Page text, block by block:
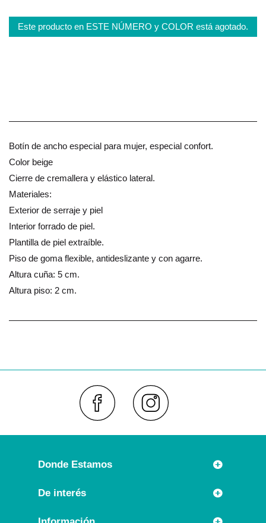
Este producto en ESTE NÚMERO y COLOR está agotado.
Botín de ancho especial para mujer, especial confort.
Color beige
Cierre de cremallera y elástico lateral.
Materiales:
Exterior de serraje y piel
Interior forrado de piel.
Plantilla de piel extraíble.
Piso de goma flexible, antideslizante y con agarre.
Altura cuña: 5 cm.
Altura piso: 2 cm.
Donde Estamos
Rúa Príncipe 7
De interés